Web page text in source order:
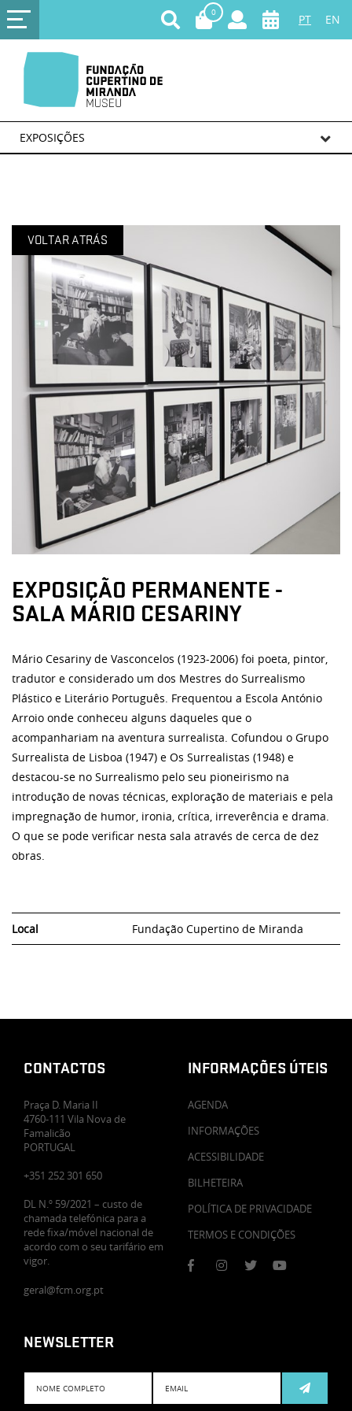
PT EN
0
EXPOSIÇÕES
VOLTAR ATRÁS
EXPOSIÇÃO PERMANENTE -
SALA MÁRIO CESARINY
Mário Cesariny de Vasconcelos (1923-2006) foi poeta, pintor,
tradutor e considerado um dos Mestres do Surrealismo
Plástico e Literário Português. Frequentou a Escola António
Arroio onde conheceu alguns daqueles que o
acompanhariam na aventura surrealista. Cofundou o Grupo
Surrealista de Lisboa (1947) e Os Surrealistas (1948) e
destacou-se no Surrealismo pelo seu pioneirismo na
introdução de novas técnicas, exploração de materiais e pela
impregnação de humor, ironia, crítica, irreverência e drama.
O que se pode verificar nesta sala através de cerca de dez
obras.
Local Fundação Cupertino de Miranda
CONTACTOS
Praça D. Maria II
4760-111 Vila Nova de
Famalicão
PORTUGAL
+351 252 301 650
DL N.º 59/2021 – custo de
chamada telefónica para a
rede fixa/móvel nacional de
acordo com o seu tarifário em
vigor.
geral@fcm.org.pt
INFORMAÇÕES ÚTEIS
AGENDA
INFORMAÇÕES
ACESSIBILIDADE
BILHETEIRA
POLÍTICA DE PRIVACIDADE
TERMOS E CONDIÇÕES
NEWSLETTER